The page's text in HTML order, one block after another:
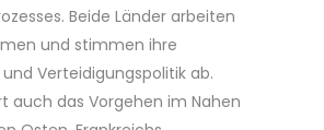
Beide Länder arbeiten
und stimmen ihre
Verteidigungspolitik ab.
auch das Vorgehen im Nahen